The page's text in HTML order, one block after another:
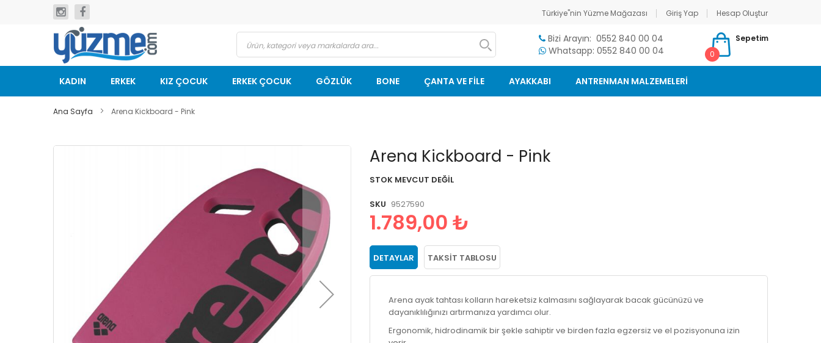
Türkiye"nin Yüzme Mağazası Giriş Yap
Hesap Oluştur
geç
Bizi Arayın: 0552 840 00 04
Whatsapp: 0552 840 00 04
Sepetim
0
KADIN ERKEK KIZ ÇOCUK ERKEK ÇOCUK GÖZLÜK BONE ÇANTA VE FİLE AYAKKABI ANTRENMAN MALZEMELERİ
Ana Sayfa Arena Kickboard - Pink
Arena Kickboard - Pink
STOK MEVCUT DEĞIL
SKU 9527590
1.789,00 ₺
DETAYLAR TAKSIT TABLOSU
Arena ayak tahtası kolların hareketsiz kalmasını sağlayarak bacak gücünüzü ve
dayanıklılığınızı artırmanıza yardımcı olur.
Ergonomik, hidrodinamik bir şekle sahiptir ve birden fazla egzersiz ve el pozisyonuna izin
Resim
Resim
galerisinin
başlangıcına